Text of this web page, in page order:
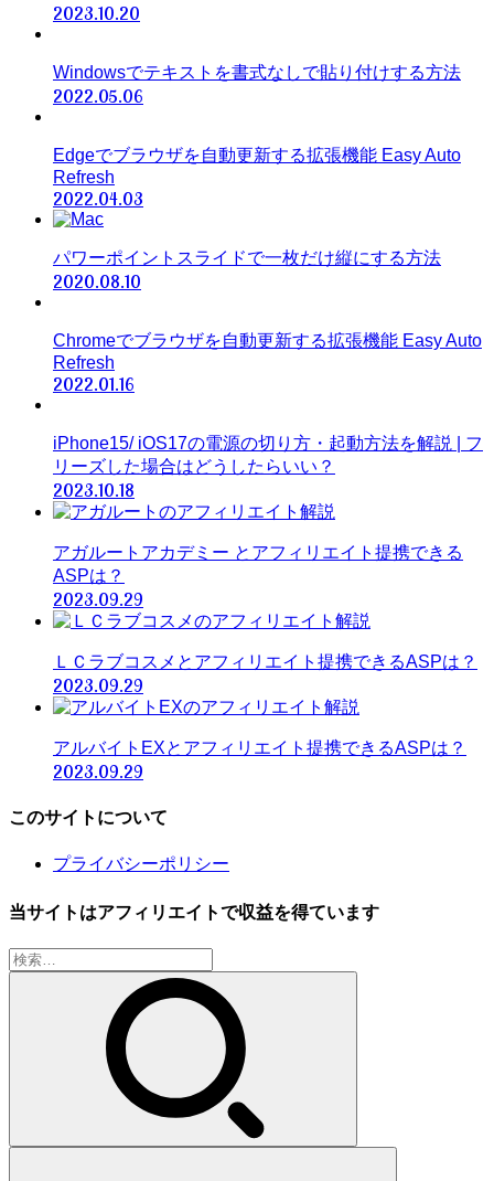
2023.10.20
Windowsでテキストを書式なしで貼り付けする方法
2022.05.06
Edgeでブラウザを自動更新する拡張機能 Easy Auto
Refresh
2022.04.03
パワーポイントスライドで一枚だけ縦にする方法
2020.08.10
Chromeでブラウザを自動更新する拡張機能 Easy Auto
Refresh
2022.01.16
iPhone15/ iOS17の電源の切り方・起動方法を解説 | フ
リーズした場合はどうしたらいい？
2023.10.18
アガルートアカデミー とアフィリエイト提携できる
ASPは？
2023.09.29
ＬＣラブコスメとアフィリエイト提携できるASPは？
2023.09.29
アルバイトEXとアフィリエイト提携できるASPは？
2023.09.29
このサイトについて
プライバシーポリシー
当サイトはアフィリエイトで収益を得ています
検
索: